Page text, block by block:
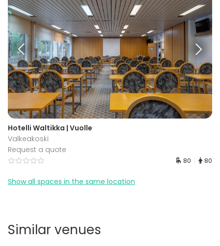
Hotelli Waltikka | Vuolle
Valkeakoski
Request a quote
80 80
Show all spaces in the same location
Similar venues